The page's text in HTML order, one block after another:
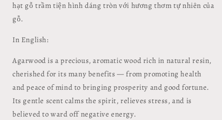
hạt gỗ trầm tiện hình dáng tròn với hương thơm tự nhiên của
gỗ.
In English:
Agarwood is a precious, aromatic wood rich in natural resin,
cherished for its many benefits — from promoting health
and peace of mind to bringing prosperity and good fortune.
Its gentle scent calms the spirit, relieves stress, and is
believed to ward off negative energy.